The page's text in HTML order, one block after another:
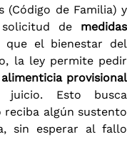
(Código de Familia) y
de medidas
que el bienestar del
la ley permite pedir
provisional
Esto busca
reciba algún sustento
sin esperar al fallo